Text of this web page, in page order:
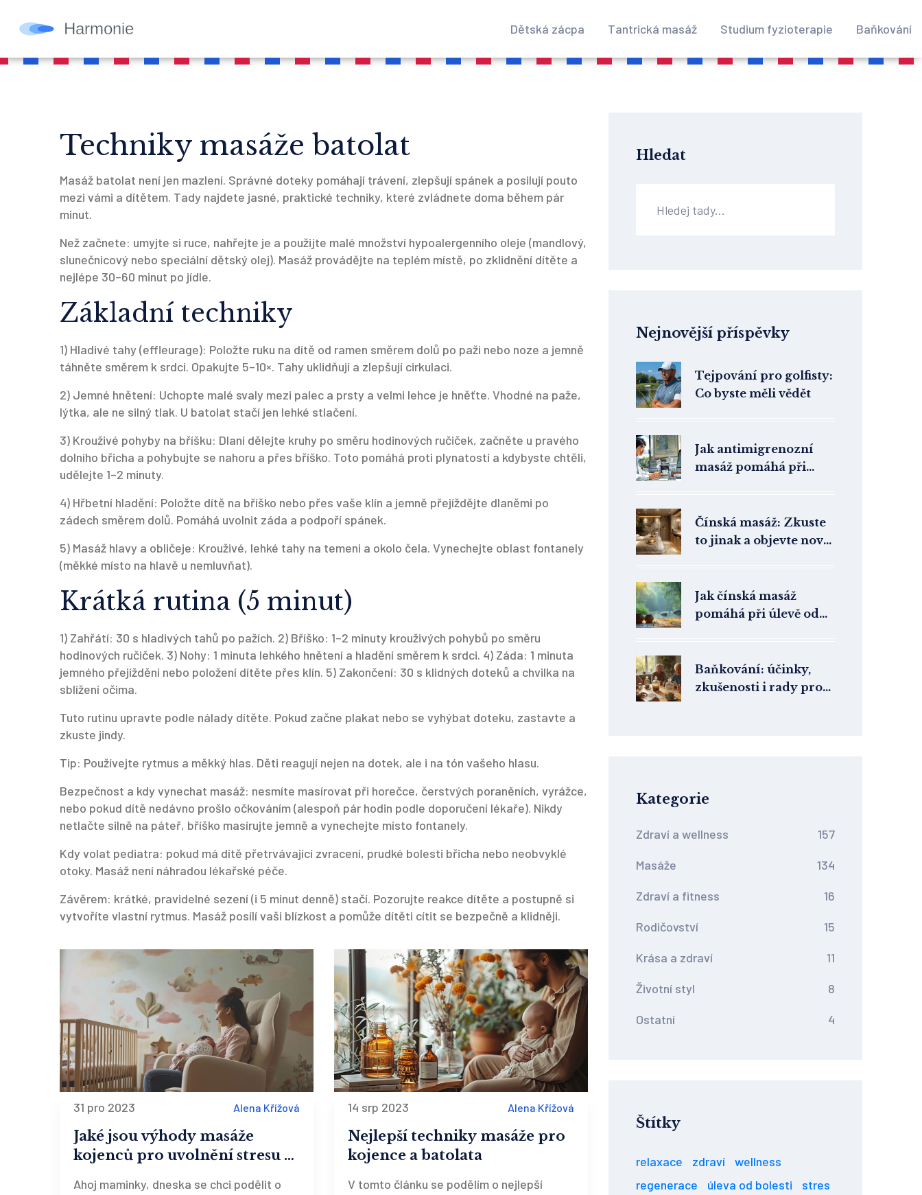
Dětská zácpa Tantrická masáž Studium fyzioterapie Baňkování
Techniky masáže batolat
Masáž batolat není jen mazlení. Správné doteky pomáhají trávení, zlepšují spánek a posilují pouto
mezi vámi a dítětem. Tady najdete jasné, praktické techniky, které zvládnete doma během pár
minut.
Než začnete: umyjte si ruce, nahřejte je a použijte malé množství hypoalergenního oleje (mandlový,
slunečnicový nebo speciální dětský olej). Masáž provádějte na teplém místě, po zklidnění dítěte a
nejlépe 30–60 minut po jídle.
Základní techniky
1) Hladivé tahy (effleurage): Položte ruku na dítě od ramen směrem dolů po paži nebo noze a jemně
táhněte směrem k srdci. Opakujte 5–10×. Tahy uklidňují a zlepšují cirkulaci.
2) Jemné hnětení: Uchopte malé svaly mezi palec a prsty a velmi lehce je hněťte. Vhodné na paže,
lýtka, ale ne silný tlak. U batolat stačí jen lehké stlačení.
3) Krouživé pohyby na bříšku: Dlaní dělejte kruhy po směru hodinových ručiček, začněte u pravého
dolního břicha a pohybujte se nahoru a přes bříško. Toto pomáhá proti plynatosti a kdybyste chtěli,
udělejte 1–2 minuty.
4) Hřbetní hladění: Položte dítě na bříško nebo přes vaše klín a jemně přejíždějte dlaněmi po
zádech směrem dolů. Pomáhá uvolnit záda a podpoří spánek.
5) Masáž hlavy a obličeje: Krouživé, lehké tahy na temeni a okolo čela. Vynechejte oblast fontanely
(měkké místo na hlavě u nemluvňat).
Krátká rutina (5 minut)
1) Zahřátí: 30 s hladivých tahů po pažích. 2) Bříško: 1–2 minuty krouživých pohybů po směru
hodinových ručiček. 3) Nohy: 1 minuta lehkého hnětení a hladění směrem k srdci. 4) Záda: 1 minuta
jemného přejíždění nebo položení dítěte přes klín. 5) Zakončení: 30 s klidných doteků a chvilka na
sblížení očima.
Tuto rutinu upravte podle nálady dítěte. Pokud začne plakat nebo se vyhýbat doteku, zastavte a
zkuste jindy.
Tip: Používejte rytmus a měkký hlas. Děti reagují nejen na dotek, ale i na tón vašeho hlasu.
Bezpečnost a kdy vynechat masáž: nesmíte masírovat při horečce, čerstvých poraněních, vyrážce,
nebo pokud dítě nedávno prošlo očkováním (alespoň pár hodin podle doporučení lékaře). Nikdy
netlačte silně na páteř, bříško masírujte jemně a vynechejte místo fontanely.
Kdy volat pediatra: pokud má dítě přetrvávající zvracení, prudké bolesti břicha nebo neobvyklé
otoky. Masáž není náhradou lékařské péče.
Závěrem: krátké, pravidelné sezení (i 5 minut denně) stačí. Pozorujte reakce dítěte a postupně si
vytvoříte vlastní rytmus. Masáž posílí vaši blízkost a pomůže dítěti cítit se bezpečně a klidněji.
31 pro 2023 Alena Křížová
Jaké jsou výhody masáže
kojenců pro uvolnění stresu a
Ahoj maminky, dneska se chci podělit o
14 srp 2023 Alena Křížová
Nejlepší techniky masáže pro
kojence a batolata
V tomto článku se podělím o nejlepší
Hledat
Nejnovější příspěvky
Tejpování pro golfisty:
Co byste měli vědět
Jak antimigrenozní
masáž pomáhá při
Čínská masáž: Zkuste
to jinak a objevte nové
Jak čínská masáž
pomáhá při úlevě od
Baňkování: účinky,
zkušenosti i rady pro
Kategorie
Zdraví a wellness 157
Masáže 134
Zdraví a fitness 16
Rodičovství 15
Krása a zdraví 11
Životní styl 8
Ostatní 4
Štítky
relaxace zdraví
wellness
regenerace
úleva od bolesti
stres